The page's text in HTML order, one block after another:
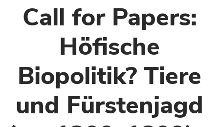
Call for Papers:
Höfische
Biopolitik? Tiere
und Fürstenjagd